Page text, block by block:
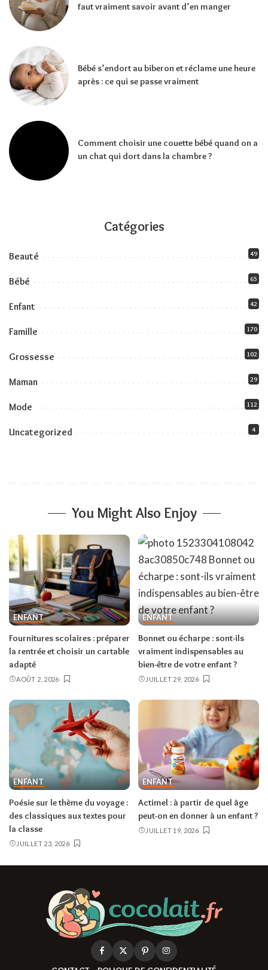
faut vraiment savoir avant d’en manger
Bébé s’endort au biberon et réclame une heure
après : ce qui se passe vraiment
Comment choisir une couette bébé quand on a
un chat qui dort dans la chambre ?
Catégories
Beauté 49
Bébé 65
Enfant 42
Famille 170
Grossesse 102
Maman 29
Mode 112
Uncategorized 4
You Might Also Enjoy
ENFANT
Fournitures scolaires : préparer
la rentrée et choisir un cartable
adapté
AOÛT 2, 2026
ENFANT
Bonnet ou écharpe : sont-ils
vraiment indispensables au
bien-être de votre enfant ?
JUILLET 29, 2026
ENFANT
Poésie sur le thème du voyage :
des classiques aux textes pour
la classe
JUILLET 23, 2026
ENFANT
Actimel : à partir de quel âge
peut-on en donner à un enfant ?
JUILLET 19, 2026